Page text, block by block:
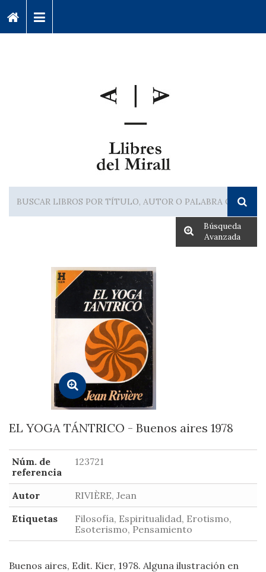
Búsqueda
Avanzada
EL YOGA TÁNTRICO - Buenos aires 1978
Núm. de
referencia
123721
Autor
RIVIÈRE, Jean
Etiquetas
Filosofía, Espiritualidad, Erotismo,
Esoterismo, Pensamiento
Buenos aires, Edit. Kier, 1978. Alguna ilustración en